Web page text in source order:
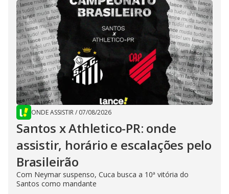
ONDE ASSISTIR/ 07/08/2026
Santos x Athletico-PR: onde
assistir, horário e escalações pelo
Brasileirão
Com Neymar suspenso, Cuca busca a 10ª vitória do
Santos como mandante